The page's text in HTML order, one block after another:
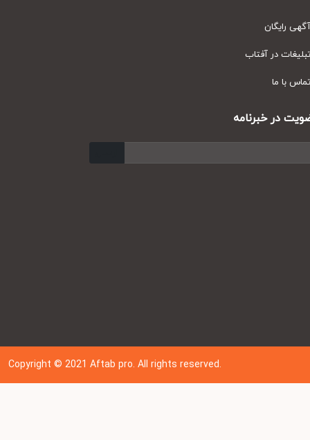
رایگان
در آفتاب
با ما
در خبرنامه
Copyright © 202 1Aftab pro. All rights reserved.